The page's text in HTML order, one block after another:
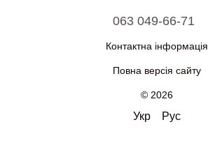
063 049-66-71
Контактна інформація
Повна версія сайту
© 2026
Укр Рус